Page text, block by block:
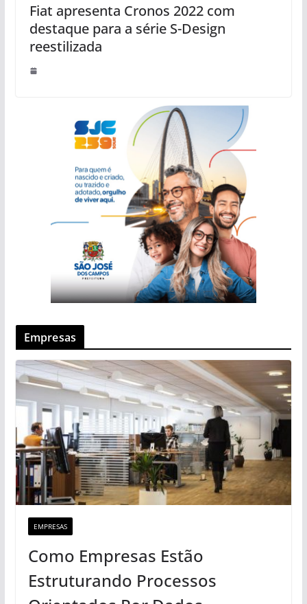
Fiat apresenta Cronos 2022 com
destaque para a série S-Design
reestilizada
Empresas
EMPRESAS
Como Empresas Estão
Estruturando Processos